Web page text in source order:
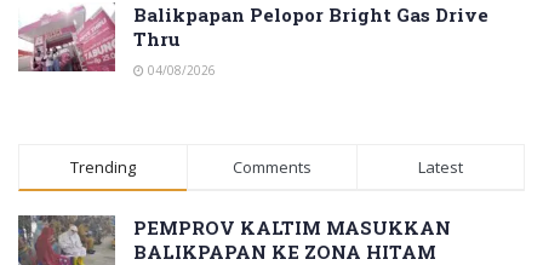
Balikpapan Pelopor Bright Gas Drive
Thru
04/08/2026
Trending Comments Latest
PEMPROV KALTIM MASUKKAN
BALIKPAPAN KE ZONA HITAM